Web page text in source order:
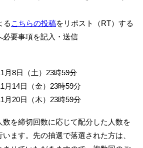
る こちらの投稿をリポスト（RT）する
要事項を記入・送信
月8日（土）23時59分
月14日（金）23時59分
月20日（木）23時59分
を締切回数に応じて配分した人数を
ます。先の抽選で落選された方は、